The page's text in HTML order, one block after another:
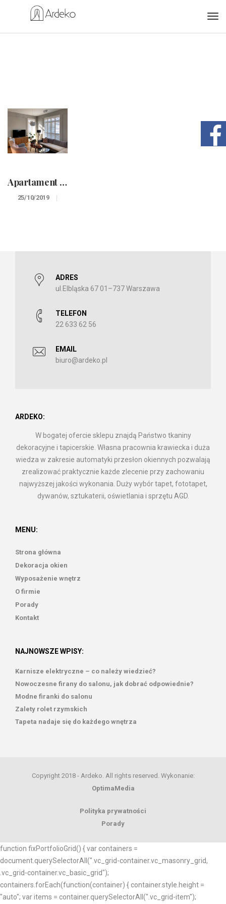
Apartament z shuttersami.
25/10/2019
ADRES
ul.Elbląska 67 01–737 Warszawa
TELEFON
22 633 62 56
EMAIL
biuro@ardeko.pl
ARDEKO:
W bogatej ofercie sklepu znajdą Państwo tkaniny
dekoracyjne i tapicerskie. Własna pracownia krawiecka i duża
wiedza w zakresie automatyki przesłon okiennych pozwalają
zrealizować praktycznie każde zlecenie przy zachowaniu
najwyższej jakości wykonania. Duży wybór tapet, fototapet,
dywanów, sztukaterii, oświetlania i sprzętu AGD.
MENU:
Strona główna
Dekoracja okien
Wyposażenie wnętrz
O firmie
Porady
Kontakt
NAJNOWSZE WPISY:
Karnisze elektryczne – co należy wiedzieć?
Nowoczesne firany do salonu, jak dobrać odpowiednie?
Modne firanki do salonu
Zalety rolet rzymskich
Tapeta nadaje się do każdego wnętrza
Copyright 2018 - Ardeko. All rights reserved. Wykonanie:
OptimaMedia
Polityka prywatności
Porady
function fixPortfolioGrid() { var containers =
document.querySelectorAll(".vc_grid-container.vc_masonry_grid,
.vc_grid-container.vc_basic_grid");
containers.forEach(function(container) { container.style.height =
"auto"; var items = container.querySelectorAll(".vc_grid-item");